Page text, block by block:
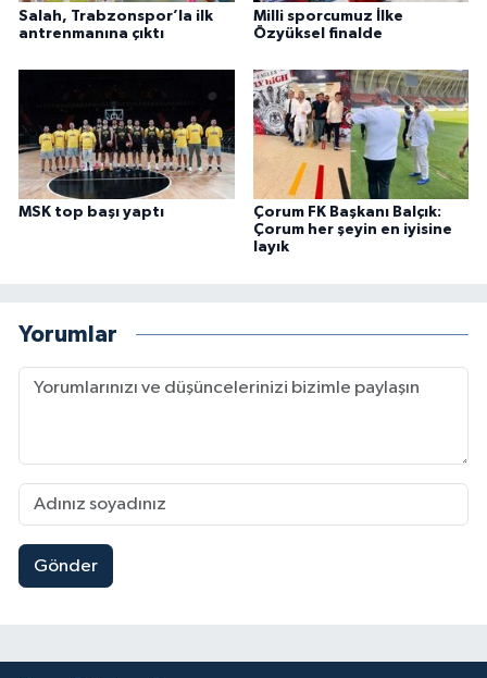
Salah, Trabzonspor’la ilk
antrenmanına çıktı
Milli sporcumuz İlke
Özyüksel finalde
MSK top başı yaptı
Çorum FK Başkanı Balçık:
Çorum her şeyin en iyisine
layık
Yorumlar
Gönder